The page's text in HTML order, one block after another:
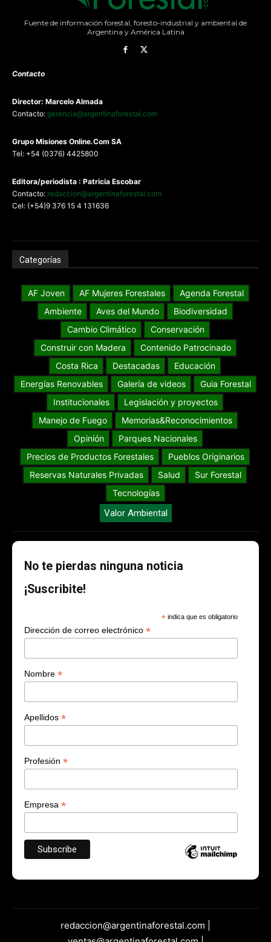
Fuente de información forestal, foresto-industrial y ambiental de
Argentina y América Latina
Contacto
Director: Marcelo Almada
Contacto: gerencia@argentinaforestal.com
Grupo Misiones Online.Com SA
Tel: +54 (0376) 4425800
Editora/periodista : Patricia Escobar
Contacto: redaccion@argentinaforestal.com
Cel: (+54)9 376 15 4 131636
Categorías
AF Joven AF Mujeres Forestales
Agenda Forestal
Ambiente
Aves del Mundo
Biodiversidad
Cambio Climático
Conservación
Construir con Madera
Contenido Patrocinado
Costa Rica
Destacadas
Educación
Energías Renovables
Galería de videos
Guia Forestal
Institucionales
Legislación y proyectos
Manejo de Fuego
Memorias&Reconocimientos
Opinión
Parques Nacionales
Precios de Productos Forestales
Pueblos Originarios
Reservas Naturales Privadas
Salud
Sur Forestal
Tecnologías
Valor Ambiental
No te pierdas ninguna noticia
¡Suscribite!
* indica que es obligatorio
Dirección de correo electrónico *
Nombre *
Apellidos *
Profesión *
Empresa *
redaccion@argentinaforestal.com |